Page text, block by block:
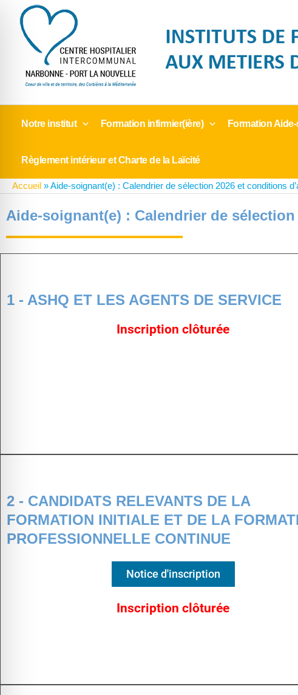
contenu
Notre institut Formation infirmier(ière) Formation
Règlement intérieur et Charte de la Laïcité
Accueil »Aide-soignant(e) : Calendrier de sélection 2026 et conditions
Aide-soignant(e) : Calendrier de
1 - ASHQ ET LES AGENTS DE SERVICE
Inscription clôturée
2 - CANDIDATS RELEVANTS DE LA
FORMATION INITIALE ET DE LA
PROFESSIONNELLE CONTINUE
Notice d'inscription
Inscription clôturée